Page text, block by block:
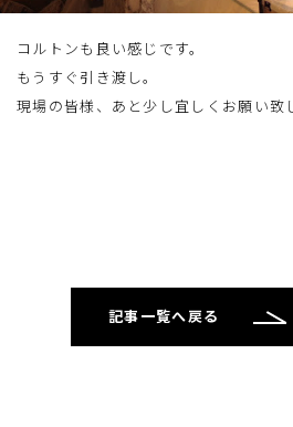
コルトンも良い感じです。
もうすぐ引き渡し。
現場の皆様、あと少し宜しくお願い致
記事一覧へ戻る